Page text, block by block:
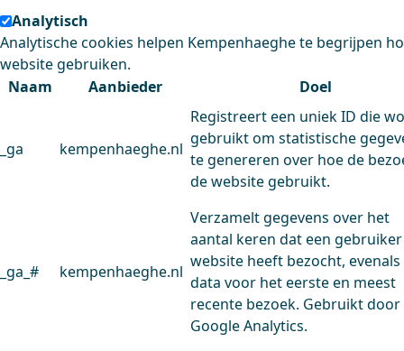
Analytisch
Analytische cookies helpen Kempenhaeghe te begrijpen
website gebruiken.
Naam
Aanbieder Doel
_ga kempenhaeghe.nl
Registreert een uniek ID die
gebruikt om statistische
te genereren over hoe de
de website gebruikt.
_ga_# kempenhaeghe.nl
Verzamelt gegevens over het
aantal keren dat een
website heeft bezocht, evenals
data voor het eerste en meest
recente bezoek. Gebruikt door
Google Analytics.